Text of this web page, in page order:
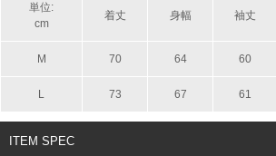
単位:
cm
着丈 身幅 袖丈
M 70 64 60
L 73 67 61
ITEM SPEC